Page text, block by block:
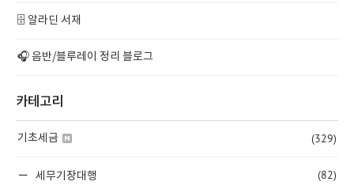
🗄️ 알라딘 서재
🎧 음반/블루레이 정리 블로그
카테고리
기초세금 (329)
세무기장대행 (82)